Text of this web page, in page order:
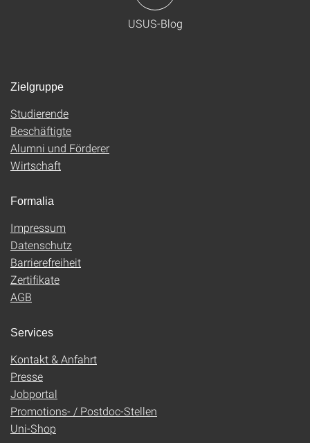
USUS-Blog
Zielgruppe
Studierende
Beschäftigte
Alumni und Förderer
Wirtschaft
Formalia
Impressum
Datenschutz
Barrierefreiheit
Zertifikate
AGB
Services
Kontakt & Anfahrt
Presse
Jobportal
Promotions- / Postdoc-Stellen
Uni-Shop